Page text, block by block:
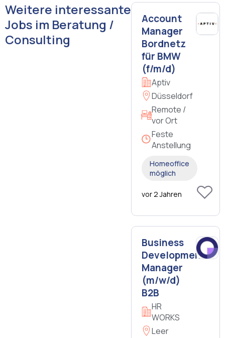
Weitere interessante
Jobs im Beratung /
Consulting
Account
Manager
Bordnetz
für BMW
(f/m/d)
Aptiv
Düsseldorf
Remote /
vor Ort
Feste
Anstellung
Homeoffice
möglich
vor 2 Jahren
Business
Development
Manager
(m/w/d)
B2B
HR
WORKS
Leer